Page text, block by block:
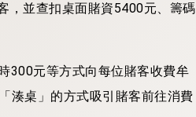
，並查扣桌面賭資5400元、籌碼
300元等方式向每位賭客收費牟
湊桌」的方式吸引賭客前往消費